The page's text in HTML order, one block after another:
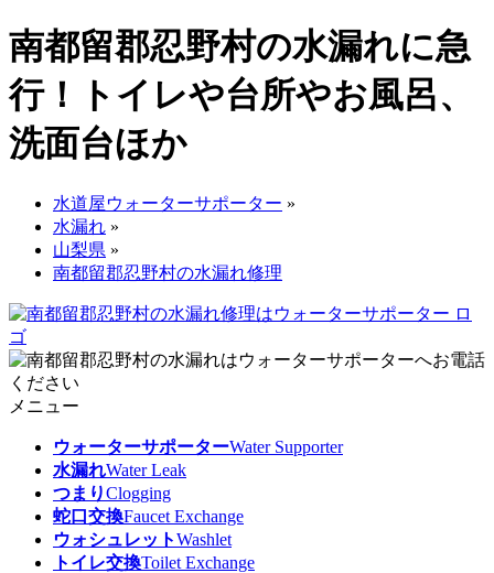
南都留郡忍野村の水漏れに急
行！トイレや台所やお風呂、
洗面台ほか
水道屋ウォーターサポーター »
水漏れ »
山梨県 »
南都留郡忍野村の水漏れ修理
メニュー
ウォーターサポーターWater Supporter
水漏れWater Leak
つまりClogging
蛇口交換Faucet Exchange
ウォシュレットWashlet
トイレ交換Toilet Exchange